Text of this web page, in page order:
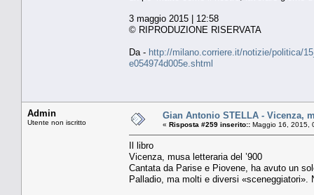
3 maggio 2015 | 12:58
© RIPRODUZIONE RISERVATA
Da - http://milano.corriere.it/notizie/politica/
e054974d005e.shtml
Admin
Utente non iscritto
Gian Antonio STELLA - Vicenza,
« Risposta #259 inserito:: Maggio 16, 2015,
Il libro
Vicenza, musa letteraria del ’900
Cantata da Parise e Piovene, ha avuto un
Palladio, ma molti e diversi «sceneggiatori».